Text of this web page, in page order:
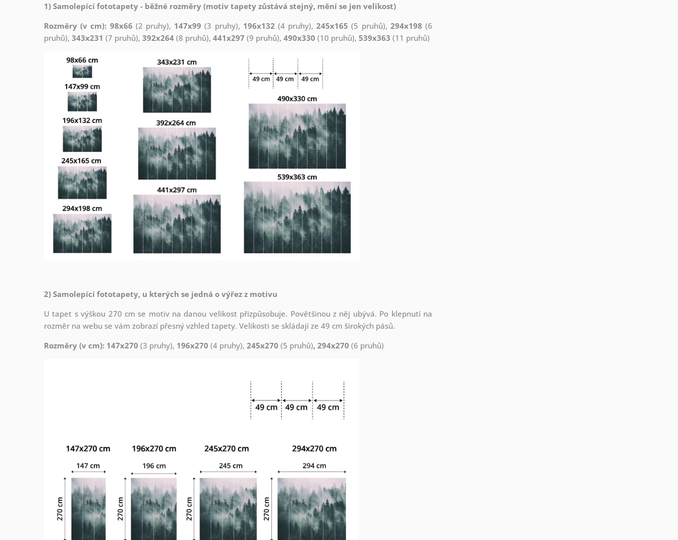
1) Samolepící fototapety - běžné rozměry (motiv tapety zůstává stejný, mění se jen velikost)
Rozměry (v cm): 98x66 (2 pruhy), 147x99 (3 pruhy), 196x132 (4 pruhy),245x165 (5 pruhů), 294x198 (6
pruhů), 343x231 (7 pruhů), 392x264 (8 pruhů), 441x297 (9 pruhů), 490x330 (10 pruhů), 539x363 (11 pruhů)
2) Samolepící fototapety, u kterých se jedná o výřez z motivu
U tapet s výškou 270 cm se motiv na danou velikost přizpůsobuje. Povětšinou z něj ubývá. Po klepnutí na
rozměr na webu se vám zobrazí přesný vzhled tapety. Velikosti se skládají ze 49 cm širokých pásů.
Rozměry (v cm): 147x270 (3 pruhy), 196x270 (4 pruhy), 245x270 (5 pruhů), 294x270 (6 pruhů)